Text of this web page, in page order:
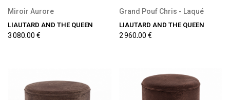
Miroir Aurore
LIAUTARD AND THE QUEEN
3 080,00 €
Grand Pouf Chris - Laqué
LIAUTARD AND THE QUEEN
2 960,00 €